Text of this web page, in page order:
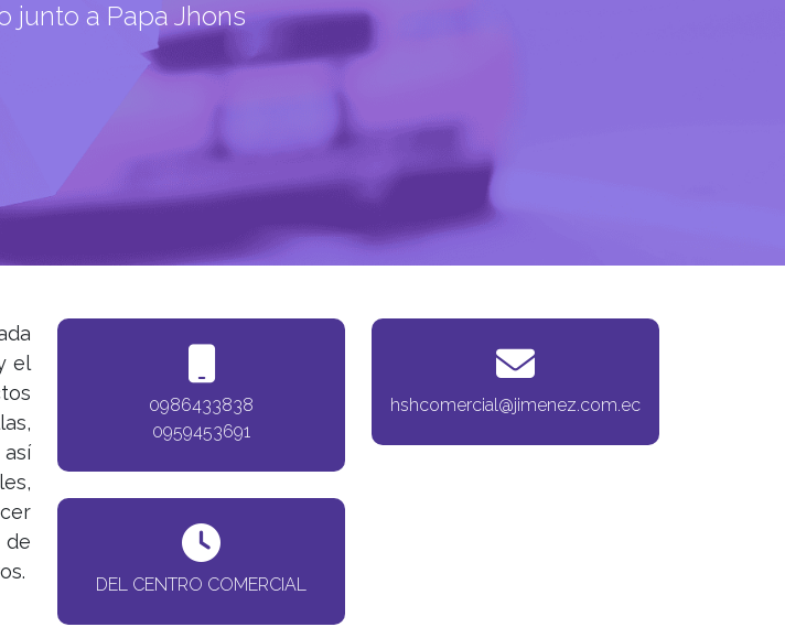
junto a Papa Jhons
el
de
0986433838
0959453691
hshcomercial@jimenez.com.ec
DEL CENTRO COMERCIAL